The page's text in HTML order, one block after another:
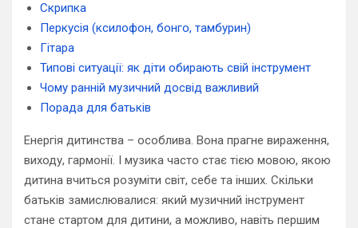
Скрипка
Перкусія (ксилофон, бонго, тамбурин)
Гітара
Типові ситуації: як діти обирають свій інструмент
Чому ранній музичний досвід важливий
Порада для батьків
Енергія дитинства – особлива. Вона прагне вираження,
виходу, гармонії. І музика часто стає тією мовою, якою
дитина вчиться розуміти світ, себе та інших. Скільки
батьків замислювалися: який музичний інструмент
стане стартом для дитини, а можливо, навіть першим